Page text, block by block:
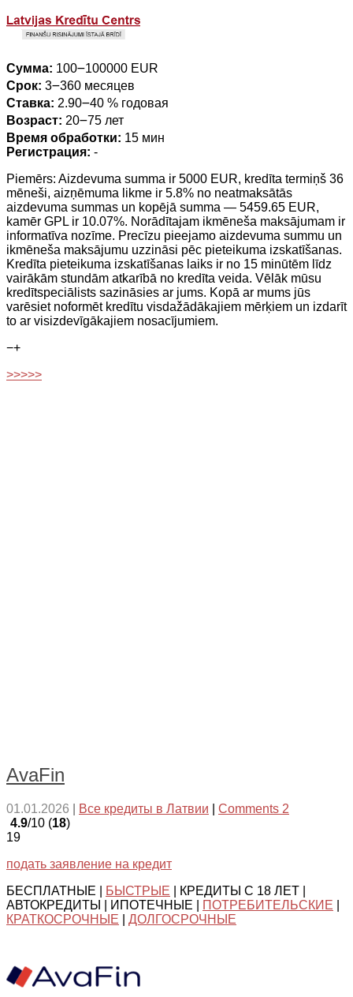
Сумма: 100౼100000 EUR
Срок: 3౼360 месяцев
Ставка: 2.90౼40 % годовая
Возраст: 20౼75 лет
Время обработки: 15 мин
Регистрация: -
Piemērs: Aizdevuma summa ir 5000 EUR, kredīta termiņš 36
mēneši, aizņēmuma likme ir 5.8% no neatmaksātās
aizdevuma summas un kopējā summa — 5459.65 EUR,
kamēr GPL ir 10.07%. Norādītajam ikmēneša maksājumam ir
informatīva nozīme. Precīzu pieejamo aizdevuma summu un
ikmēneša maksājumu uzzināsi pēc pieteikuma izskatīšanas.
Kredīta pieteikuma izskatīšanas laiks ir no 15 minūtēm līdz
vairākām stundām atkarībā no kredīta veida. Vēlāk mūsu
kredītspeciālists sazināsies ar jums. Kopā ar mums jūs
varēsiet noformēt kredītu visdažādākajiem mērķiem un izdarīt
to ar visizdevīgākajiem nosacījumiem.
−+
>>>>>
AvaFin
01.01.2026 Все кредиты в Латвии
Comments 2
4.9/10 (18)
19
подать заявление на кредит
БЕСПЛАТНЫЕ |
БЫСТРЫЕ | КРЕДИТЫ С 18 ЛЕТ |
АВТОКРЕДИТЫ | ИПОТЕЧНЫЕ |
ПОТРЕБИТЕЛЬСКИЕ
КРАТКОСРОЧНЫЕ
ДОЛГОСРОЧНЫЕ